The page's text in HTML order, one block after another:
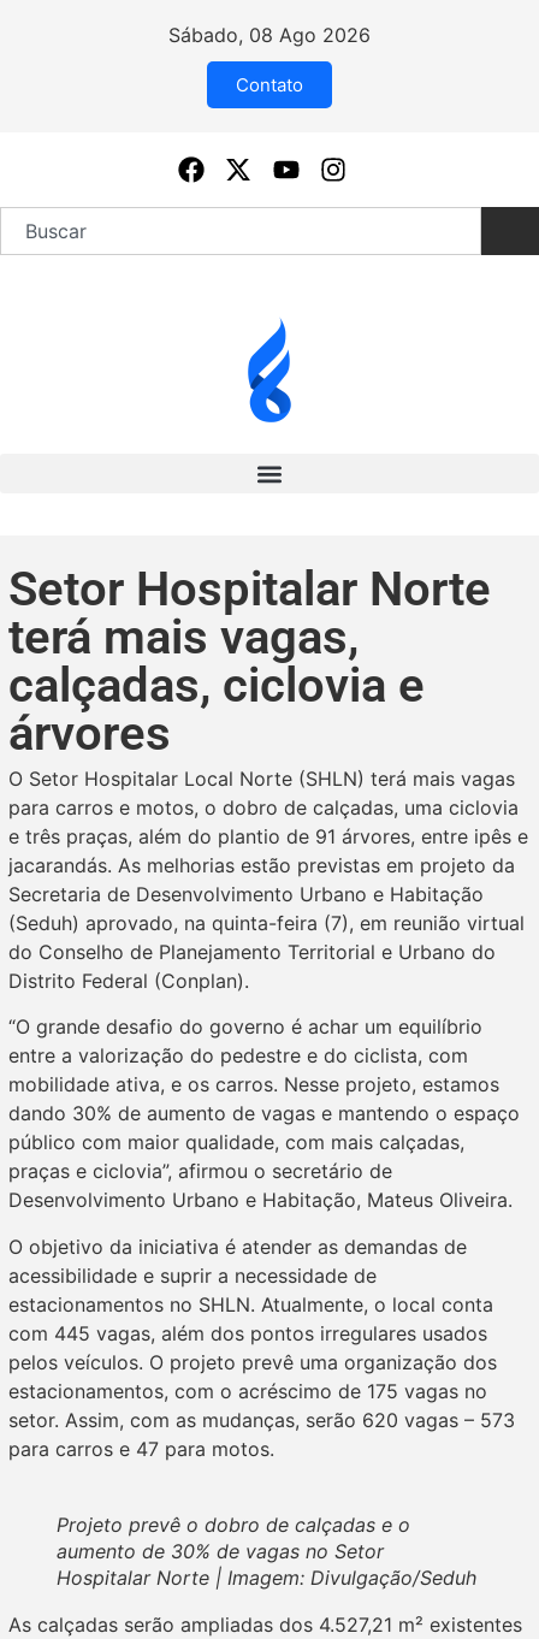
Sábado, 08 Ago 2026
Contato
Setor Hospitalar Norte
terá mais vagas,
calçadas, ciclovia e
árvores
O Setor Hospitalar Local Norte (SHLN) terá mais vagas
para carros e motos, o dobro de calçadas, uma ciclovia
e três praças, além do plantio de 91 árvores, entre ipês e
jacarandás. As melhorias estão previstas em projeto da
Secretaria de Desenvolvimento Urbano e Habitação
(Seduh) aprovado, na quinta-feira (7), em reunião virtual
do Conselho de Planejamento Territorial e Urbano do
Distrito Federal (Conplan).
“O grande desafio do governo é achar um equilíbrio
entre a valorização do pedestre e do ciclista, com
mobilidade ativa, e os carros. Nesse projeto, estamos
dando 30% de aumento de vagas e mantendo o espaço
público com maior qualidade, com mais calçadas,
praças e ciclovia”, afirmou o secretário de
Desenvolvimento Urbano e Habitação, Mateus Oliveira.
O objetivo da iniciativa é atender as demandas de
acessibilidade e suprir a necessidade de
estacionamentos no SHLN. Atualmente, o local conta
com 445 vagas, além dos pontos irregulares usados
pelos veículos. O projeto prevê uma organização dos
estacionamentos, com o acréscimo de 175 vagas no
setor. Assim, com as mudanças, serão 620 vagas – 573
para carros e 47 para motos.
Projeto prevê o dobro de calçadas e o
aumento de 30% de vagas no Setor
Hospitalar Norte | Imagem: Divulgação/Seduh
As calçadas serão ampliadas dos 4.527,21 m² existentes